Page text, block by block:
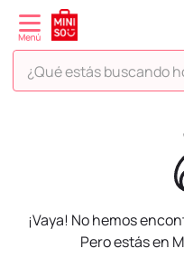
¿Qué estás buscando
¡Vaya! No hemos
Pero estás en